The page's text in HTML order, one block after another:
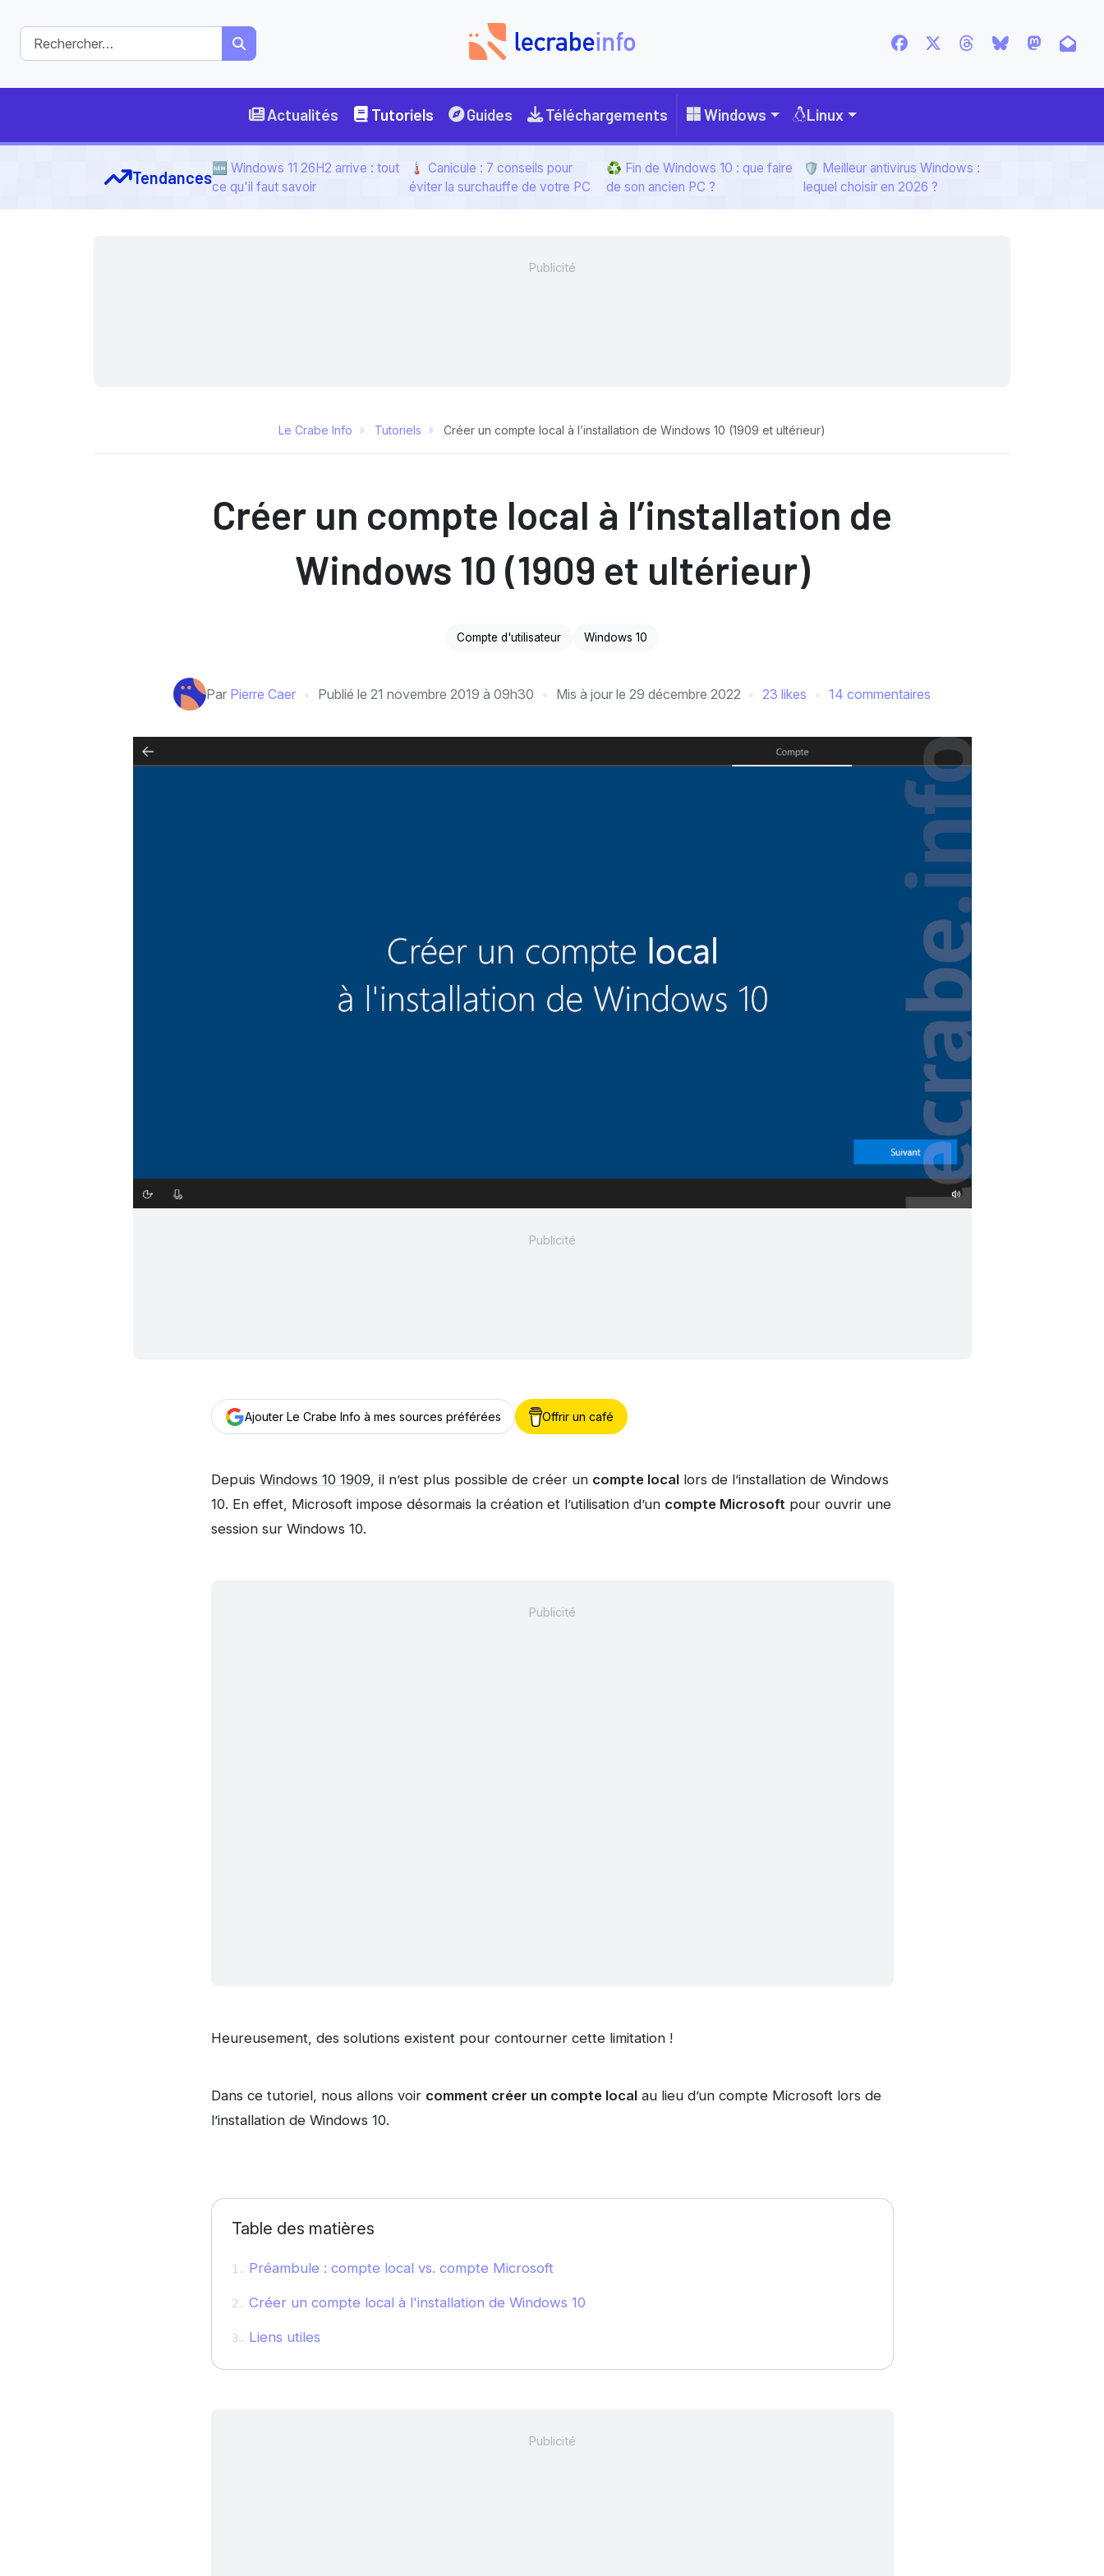
Actualités Tutoriels Guides Téléchargements Windows Linux
Tendances🆕 Windows 11 26H2 arrive : tout
ce qu'il faut savoir
🌡️ Canicule : 7 conseils pour
éviter la surchauffe de votre PC
♻️ Fin de Windows 10 : que faire
de son ancien PC ?
🛡️ Meilleur antivirus Windows :
lequel choisir en 2026 ?
Le Crabe Info Tutoriels Créer un compte local à l’installation de Windows 10 (1909 et ultérieur)
Créer un compte local à l’installation de
Windows 10 (1909 et ultérieur)
Compte d'utilisateur Windows 10
Par Pierre Caer Publié le 21 novembre 2019 à 09h30 Mis à jour le 29 décembre 2022 23 likes 14 commentaires
Ajouter Le Crabe Info à mes sources préférées Offrir un café
Depuis Windows 10 1909, il n’est plus possible de créer un compte locallors de l’installation de Windows
10. En effet, Microsoft impose désormais la création et l’utilisation d’un compte Microsoftpour ouvrir une
session sur Windows 10.
Heureusement, des solutions existent pour contourner cette limitation !
Dans ce tutoriel, nous allons voir comment créer un compte localau lieu d’un compte Microsoft lors de
l’installation de Windows 10.
Table des matières
Préambule : compte local vs. compte Microsoft
Créer un compte local à l'installation de Windows 10
Liens utiles